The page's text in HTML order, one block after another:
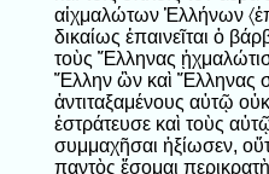
αἰχμαλώτων Ἑλλήνων
δικαίως ἐπαινεῖται ὁ
τοὺς Ἕλληνας
Ἕλλην ὢν καὶ Ἕλληνας
ἀντιταξαμένους αὐτῷ
ἐστράτευσε καὶ τοὺς
συμμαχῆσαι ἠξίωσεν,
παντὸς ἔσομαι